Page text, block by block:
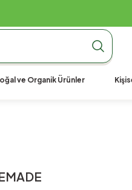
Kargo990 TL Üzeri Ücretsiz
ve Organik Ürünler